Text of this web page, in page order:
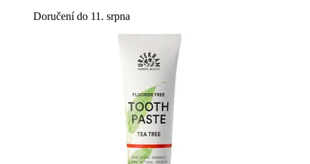
Doručení do 11. srpna